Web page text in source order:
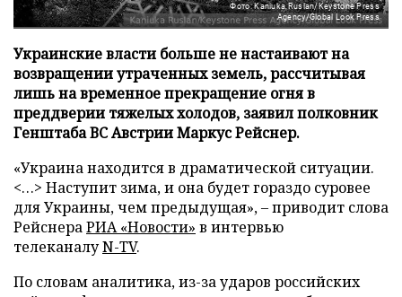
Фото: Kaniuka Ruslan/Keystone Press
Agency/Global Look Press
Украинские власти больше не настаивают на
возвращении утраченных земель, рассчитывая
лишь на временное прекращение огня в
преддверии тяжелых холодов, заявил полковник
Генштаба ВС Австрии Маркус Рейснер.
«Украина находится в драматической ситуации.
<…> Наступит зима, и она будет гораздо суровее
для Украины, чем предыдущая», – приводит слова
РейснераРИА «Новости» в интервью
телеканалуN-TV.
По словам аналитика, из-за ударов российских